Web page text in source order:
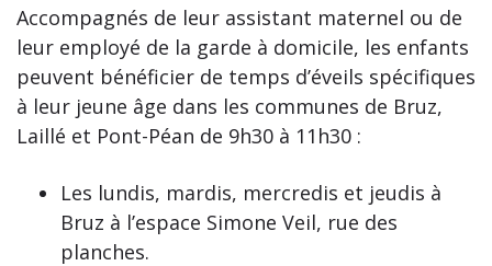
Accompagnés de leur assistant maternel ou de
leur employé de la garde à domicile, les enfants
peuvent bénéficier de temps d’éveils spécifiques
à leur jeune âge dans les communes de Bruz,
Laillé et Pont-Péan de 9h30 à 11h30 :
Les lundis, mardis, mercredis et jeudis à
Bruz à l’espace Simone Veil, rue des
planches.